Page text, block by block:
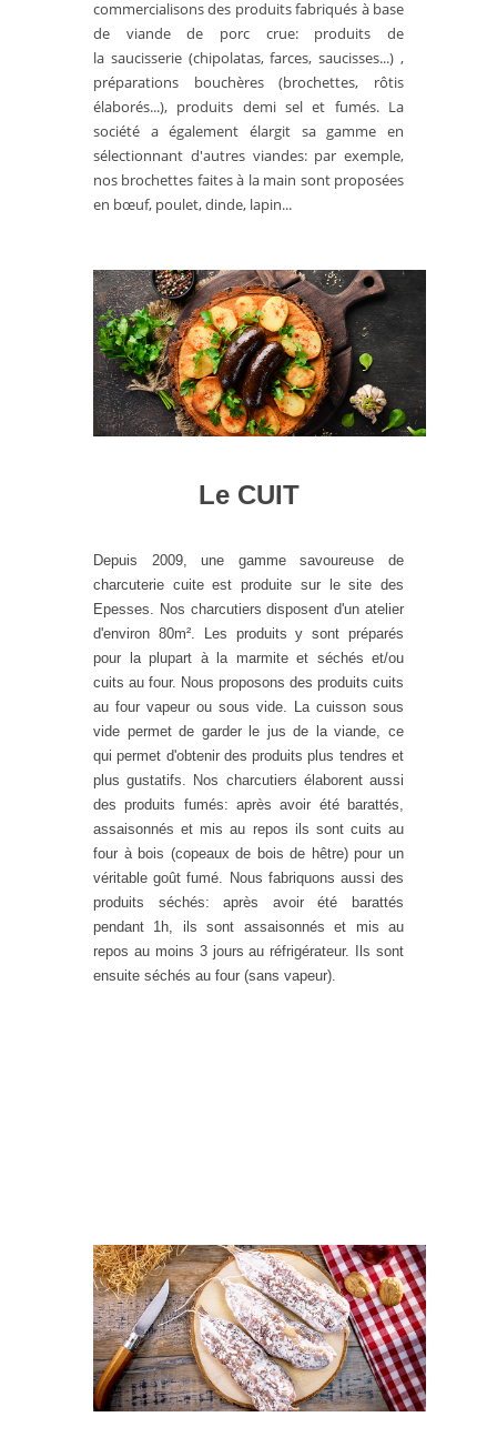
commercialisons des produits fabriqués à base
de viande de porc crue: produits de
la saucisserie (chipolatas, farces, saucisses...) ,
préparations bouchères (brochettes, rôtis
élaborés...), produits demi sel et fumés. La
société a également élargit sa gamme en
sélectionnant d'autres viandes: par exemple,
nos brochettes faites à la main sont proposées
en bœuf, poulet, dinde, lapin...
Le CUIT
Depuis 2009, une gamme savoureuse de
charcuterie cuite est produite sur le site des
Epesses. Nos charcutiers disposent d'un atelier
d'environ 80m². Les produits y sont préparés
pour la plupart à la marmite et séchés et/ou
cuits au four. Nous proposons des produits cuits
au four vapeur ou sous vide. La cuisson sous
vide permet de garder le jus de la viande, ce
qui permet d'obtenir des produits plus tendres et
plus gustatifs. Nos charcutiers élaborent aussi
des produits fumés: après avoir été barattés,
assaisonnés et mis au repos ils sont cuits au
four à bois (copeaux de bois de hêtre) pour un
véritable goût fumé. Nous fabriquons aussi des
produits séchés: après avoir été barattés
pendant 1h, ils sont assaisonnés et mis au
repos au moins 3 jours au réfrigérateur. Ils sont
ensuite séchés au four (sans vapeur).